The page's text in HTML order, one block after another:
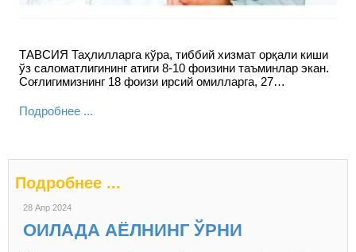
ТАВСИЯ Таҳлилларга кўра, тиббий хизмат орқали киши
ўз саломатлигининг атиги 8-10 фоизини таъминлар экан.
Соғлигимизнинг 18 фоизи ирсий омилларга, 27…
Подробнее ...
Подробнее ...
28 Апр 2024
ОИЛАДА АЁЛНИНГ ЎРНИ